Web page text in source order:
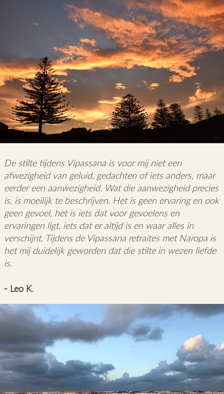
De stilte tijdens Vipassana is voor mij niet een
afwezigheid van geluid, gedachten of iets anders, maar
eerder een aanwezigheid. Wat die aanwezigheid precies
is, is moeilijk te beschrijven. Het is geen ervaring en ook
geen gevoel, het is iets dat voor gevoelens en
ervaringen ligt, iets dat er altijd is en waar alles in
verschijnt. Tijdens de Vipassana retraites met Naropa is
het mij duidelijk geworden dat die stilte in wezen liefde
is.
- Leo K.